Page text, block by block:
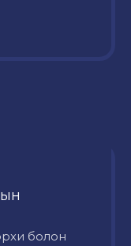
болон